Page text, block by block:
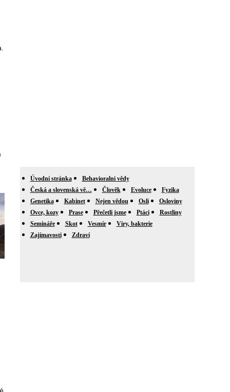
Úvodní stránka
Behavioralni vědy
Česká a slovenská vě…
Člověk Evoluce
Fyzika
Genetika
Kabinet Nejen vědou Osli
Osloviny
Ovce, kozy
Prase Přečetli jsme Ptáci
Rostliny
Semináře
Skot Vesmír
Viry, bakterie
Zajímavosti
Zdraví